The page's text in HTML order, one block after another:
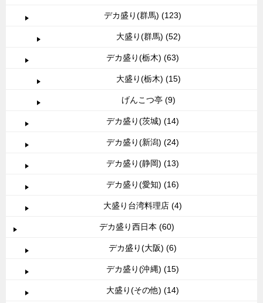
デカ盛り(群馬) (123)
大盛り(群馬) (52)
デカ盛り(栃木) (63)
大盛り(栃木) (15)
げんこつ亭 (9)
デカ盛り(茨城) (14)
デカ盛り(新潟) (24)
デカ盛り(静岡) (13)
デカ盛り(愛知) (16)
大盛り台湾料理店 (4)
デカ盛り西日本 (60)
デカ盛り(大阪) (6)
デカ盛り(沖縄) (15)
大盛り(その他) (14)